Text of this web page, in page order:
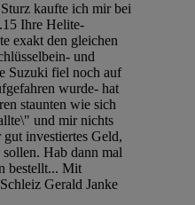
kaufte ich mir bei
Ihre Helite-
exakt den gleichen
und
Suzuki fiel noch auf
wurde- hat
staunten wie sich
und mir nichts
investiertes Geld,
Hab dann mal
bestellt... Mit
Gerald Janke